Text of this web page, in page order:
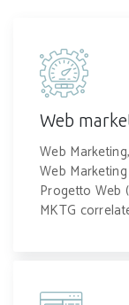
Web
Web
Web
Progetto Web
MKTG